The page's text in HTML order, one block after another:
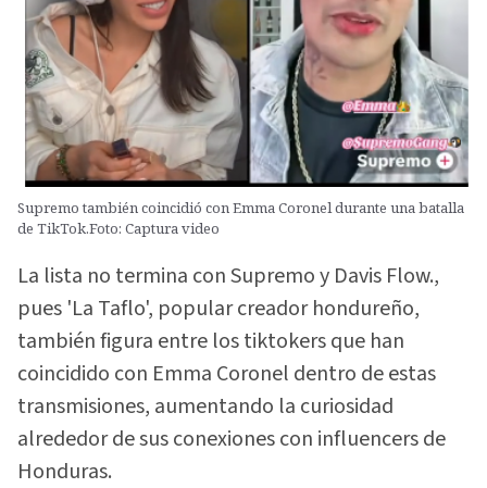
Supremo también coincidió con Emma Coronel durante una batalla
de TikTok.Foto: Captura video
La lista no termina con Supremo y Davis Flow.,
pues 'La Taflo', popular creador hondureño,
también figura entre los tiktokers que han
coincidido con Emma Coronel dentro de estas
transmisiones, aumentando la curiosidad
alrededor de sus conexiones con influencers de
Honduras.